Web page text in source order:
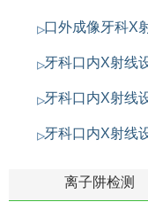
口外成像牙科X
牙科口内X射线
牙科口内X射线
牙科口内X射线
离子阱检测